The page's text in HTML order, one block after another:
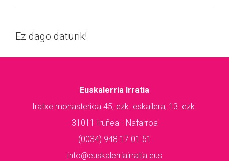
Ez dago daturik!
Euskalerria Irratia
Iratxe monasterioa 45, ezk. eskailera, 13. ezk.
31011 Iruñea - Nafarroa
(0034) 948 17 01 51
info@euskalerriairratia.eus